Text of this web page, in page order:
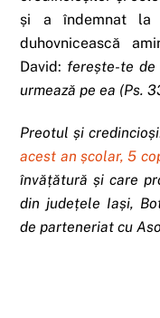
și a îndemnat la
duhovnicească
David: ferește-te
urmează pe ea (Ps.
Preotul și
acest an școlar, 5
învățătură și care
din județele Iași,
de parteneriat cu